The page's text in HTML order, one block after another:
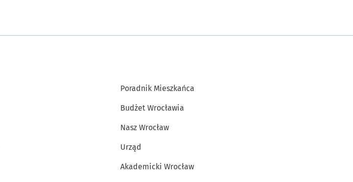
Poradnik Mieszkańca
Budżet Wrocławia
Nasz Wrocław
Urząd
Akademicki Wrocław